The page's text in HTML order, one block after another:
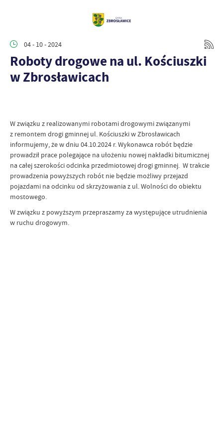
04 - 10 - 2024
Roboty drogowe na ul. Kościuszki
w Zbrosławicach
W związku z realizowanymi robotami drogowymi związanymi
z remontem drogi gminnej ul. Kościuszki w Zbrosławicach
informujemy, że w dniu 04.10.2024 r. Wykonawca robót będzie
prowadził prace polegające na ułożeniu nowej nakładki bitumicznej
na całej szerokości odcinka przedmiotowej drogi gminnej. W trakcie
prowadzenia powyższych robót nie będzie możliwy przejazd
pojazdami na odcinku od skrzyżowania z ul. Wolności do obiektu
mostowego.
W związku z powyższym przepraszamy za występujące utrudnienia
w ruchu drogowym.